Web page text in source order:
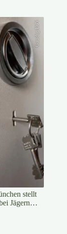
Gaudig/DJV
stellt
Jägern